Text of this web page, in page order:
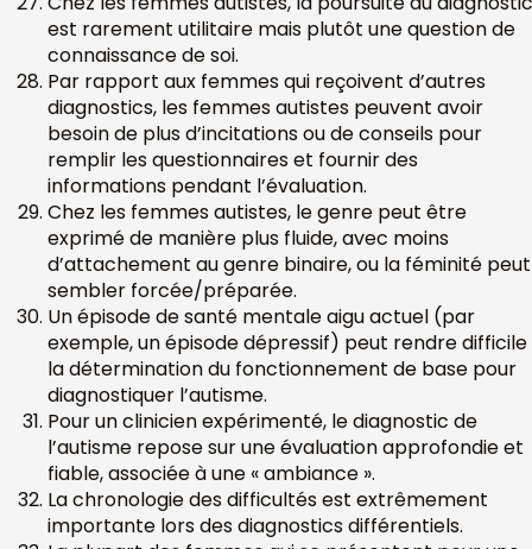
est rarement utilitaire mais plutôt une question de
connaissance de soi.
Par rapport aux femmes qui reçoivent d’autres
diagnostics, les femmes autistes peuvent avoir
besoin de plus d’incitations ou de conseils pour
remplir les questionnaires et fournir des
informations pendant l’évaluation.
Chez les femmes autistes, le genre peut être
exprimé de manière plus fluide, avec moins
d’attachement au genre binaire, ou la féminité peut
sembler forcée/préparée.
Un épisode de santé mentale aigu actuel (par
exemple, un épisode dépressif) peut rendre difficile
la détermination du fonctionnement de base pour
diagnostiquer l’autisme.
Pour un clinicien expérimenté, le diagnostic de
l’autisme repose sur une évaluation approfondie et
fiable, associée à une « ambiance ».
La chronologie des difficultés est extrêmement
importante lors des diagnostics différentiels.